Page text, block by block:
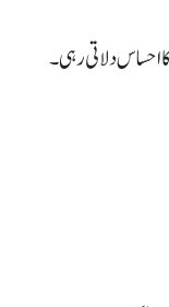
احساس دلاتی رہی۔